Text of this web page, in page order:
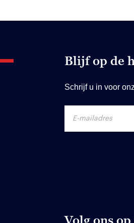
Blijf op de
Schrijf u in voor
Volg ons